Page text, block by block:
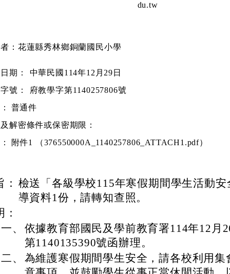
du.tw
：花蓮縣秀林鄉銅蘭國民小學
期：
中華民國114年12月29日
號：
府教學字第1140257806號
普通件
解密條件或保密期限：
附件1 （376550000A_1140257806_ATTACH1.pdf）
： 檢送「各級學校115年寒假期間學生活動安
導資料1份，請轉知查照。
：
一、
依據教育部國民及學前教育署114年12月
第1140135390號函辦理。
二、
為維護寒假期間學生安全，請各校利用集